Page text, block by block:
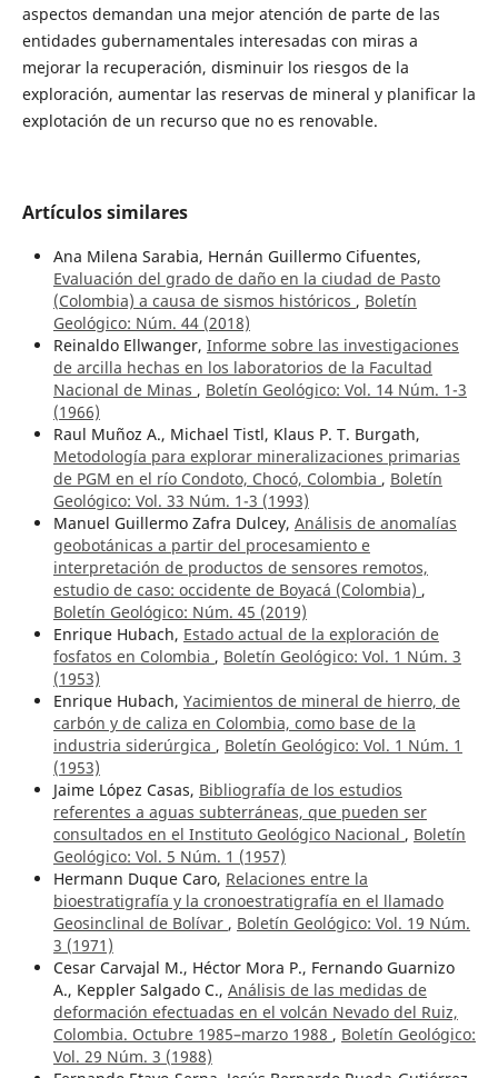
aspectos demandan una mejor atención de parte de las
entidades gubernamentales interesadas con miras a
mejorar la recuperación, disminuir los riesgos de la
exploración, aumentar las reservas de mineral y planificar la
explotación de un recurso que no es renovable.
Artículos similares
Ana Milena Sarabia, Hernán Guillermo Cifuentes,
Evaluación del grado de daño en la ciudad de Pasto
(Colombia) a causa de sismos históricos , Boletín
Geológico: Núm. 44 (2018)
Reinaldo Ellwanger, Informe sobre las investigaciones
de arcilla hechas en los laboratorios de la Facultad
Nacional de Minas , Boletín Geológico: Vol. 14 Núm. 1-3
(1966)
Raul Muñoz A., Michael Tistl, Klaus P. T. Burgath,
Metodología para explorar mineralizaciones primarias
de PGM en el río Condoto, Chocó, Colombia , Boletín
Geológico: Vol. 33 Núm. 1-3 (1993)
Manuel Guillermo Zafra Dulcey, Análisis de anomalías
geobotánicas a partir del procesamiento e
interpretación de productos de sensores remotos,
estudio de caso: occidente de Boyacá (Colombia) ,
Boletín Geológico: Núm. 45 (2019)
Enrique Hubach, Estado actual de la exploración de
fosfatos en Colombia , Boletín Geológico: Vol. 1 Núm. 3
(1953)
Enrique Hubach, Yacimientos de mineral de hierro, de
carbón y de caliza en Colombia, como base de la
industria siderúrgica , Boletín Geológico: Vol. 1 Núm. 1
(1953)
Jaime López Casas, Bibliografía de los estudios
referentes a aguas subterráneas, que pueden ser
consultados en el Instituto Geológico Nacional , Boletín
Geológico: Vol. 5 Núm. 1 (1957)
Hermann Duque Caro, Relaciones entre la
bioestratigrafía y la cronoestratigrafía en el llamado
Geosinclinal de Bolívar , Boletín Geológico: Vol. 19 Núm.
3 (1971)
Cesar Carvajal M., Héctor Mora P., Fernando Guarnizo
A., Keppler Salgado C., Análisis de las medidas de
deformación efectuadas en el volcán Nevado del Ruiz,
Colombia. Octubre 1985–marzo 1988 , Boletín Geológico:
Vol. 29 Núm. 3 (1988)